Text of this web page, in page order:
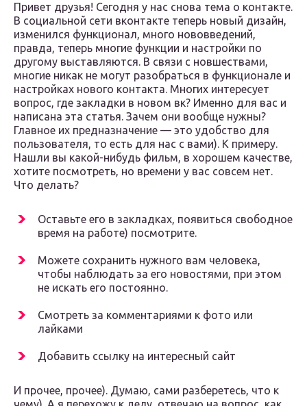
Привет друзья! Сегодня у нас снова тема о контакте.
В социальной сети вконтакте теперь новый дизайн,
изменился функционал, много нововведений,
правда, теперь многие функции и настройки по
другому выставляются. В связи с новшествами,
многие никак не могут разобраться в функционале и
настройках нового контакта. Многих интересует
вопрос, где закладки в новом вк? Именно для вас и
написана эта статья. Зачем они вообще нужны?
Главное их предназначение — это удобство для
пользователя, то есть для нас с вами). К примеру.
Нашли вы какой-нибудь фильм, в хорошем качестве,
хотите посмотреть, но времени у вас совсем нет.
Что делать?
Оставьте его в закладках, появиться свободное
время на работе) посмотрите.
Можете сохранить нужного вам человека,
чтобы наблюдать за его новостями, при этом
не искать его постоянно.
Смотреть за комментариями к фото или
лайками
Добавить ссылку на интересный сайт
И прочее, прочее). Думаю, сами разберетесь, что к